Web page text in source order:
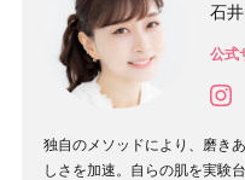
石
公式
独自のメソッドにより、磨き
しさを加速。自らの肌を実験